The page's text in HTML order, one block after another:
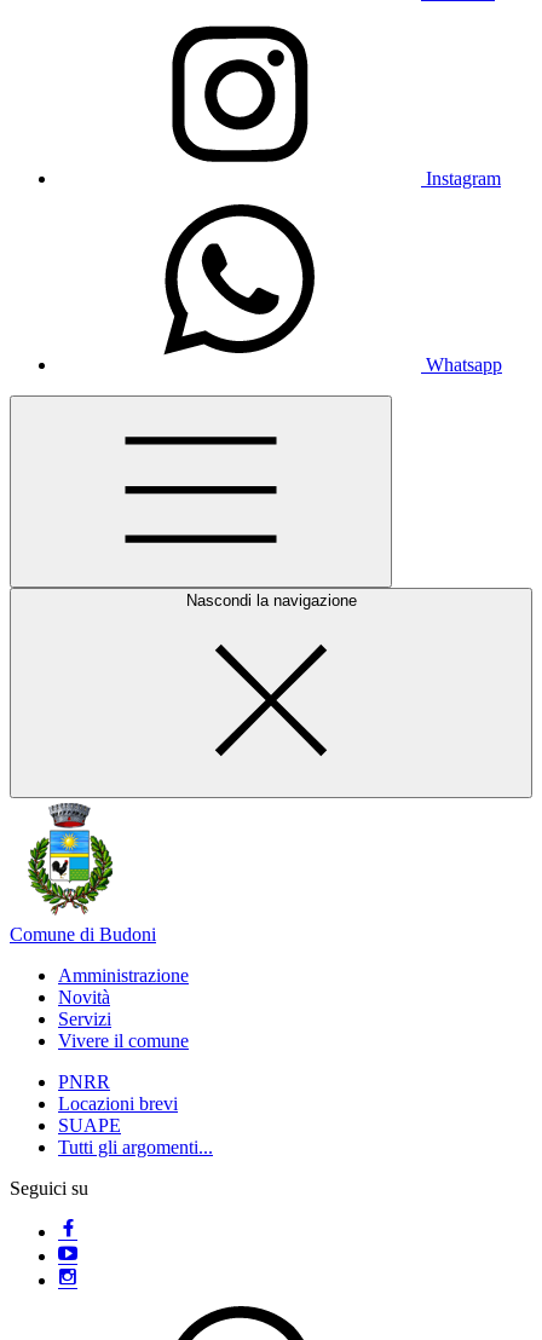
Instagram
Whatsapp
Nascondi la navigazione
Comune di Budoni
Amministrazione
Novità
Servizi
Vivere il comune
PNRR
Locazioni brevi
SUAPE
Tutti gli argomenti...
Seguici su